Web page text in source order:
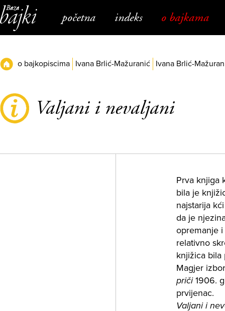
Napominjemo:
Ova
web
stranica
uključuje
početna indeks o bajkama
o bajkopiscima Ivana Brlić-Mažuranić Ivana Brlić-
Valjani i nevaljani
Prva knjiga
bila je
najstarija
da je
opremanje
relativno
knjižica bila
Magjer
priči1906.
prvijenac.
Valjani i